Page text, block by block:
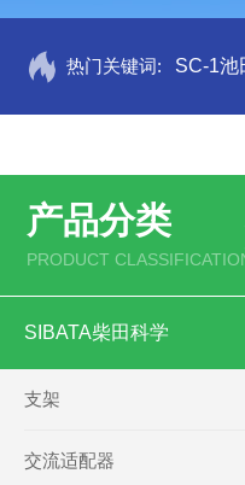
热门关键词: SC-1池
产品分类
PRODUCT
SIBATA柴田科学
支架
交流适配器